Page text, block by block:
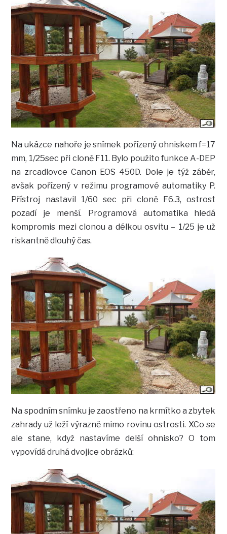
Na ukázce nahoře je snímek pořízený ohniskem f=17
mm, 1/25sec při cloně F11. Bylo použito funkce A-DEP
na zrcadlovce Canon EOS 450D. Dole je týž záběr,
avšak pořízený v režimu programové automatiky P.
Přístroj nastavil 1/60 sec při cloně F6.3, ostrost
pozadí je menší. Programová automatika hledá
kompromis mezi clonou a délkou osvitu – 1/25 je už
riskantně dlouhý čas.
Na spodním snímku je zaostřeno na krmítko a zbytek
zahrady už leží výrazně mimo rovinu ostrosti. XCo se
ale stane, když nastavíme delší ohnisko? O tom
vypovídá druhá dvojice obrázků: